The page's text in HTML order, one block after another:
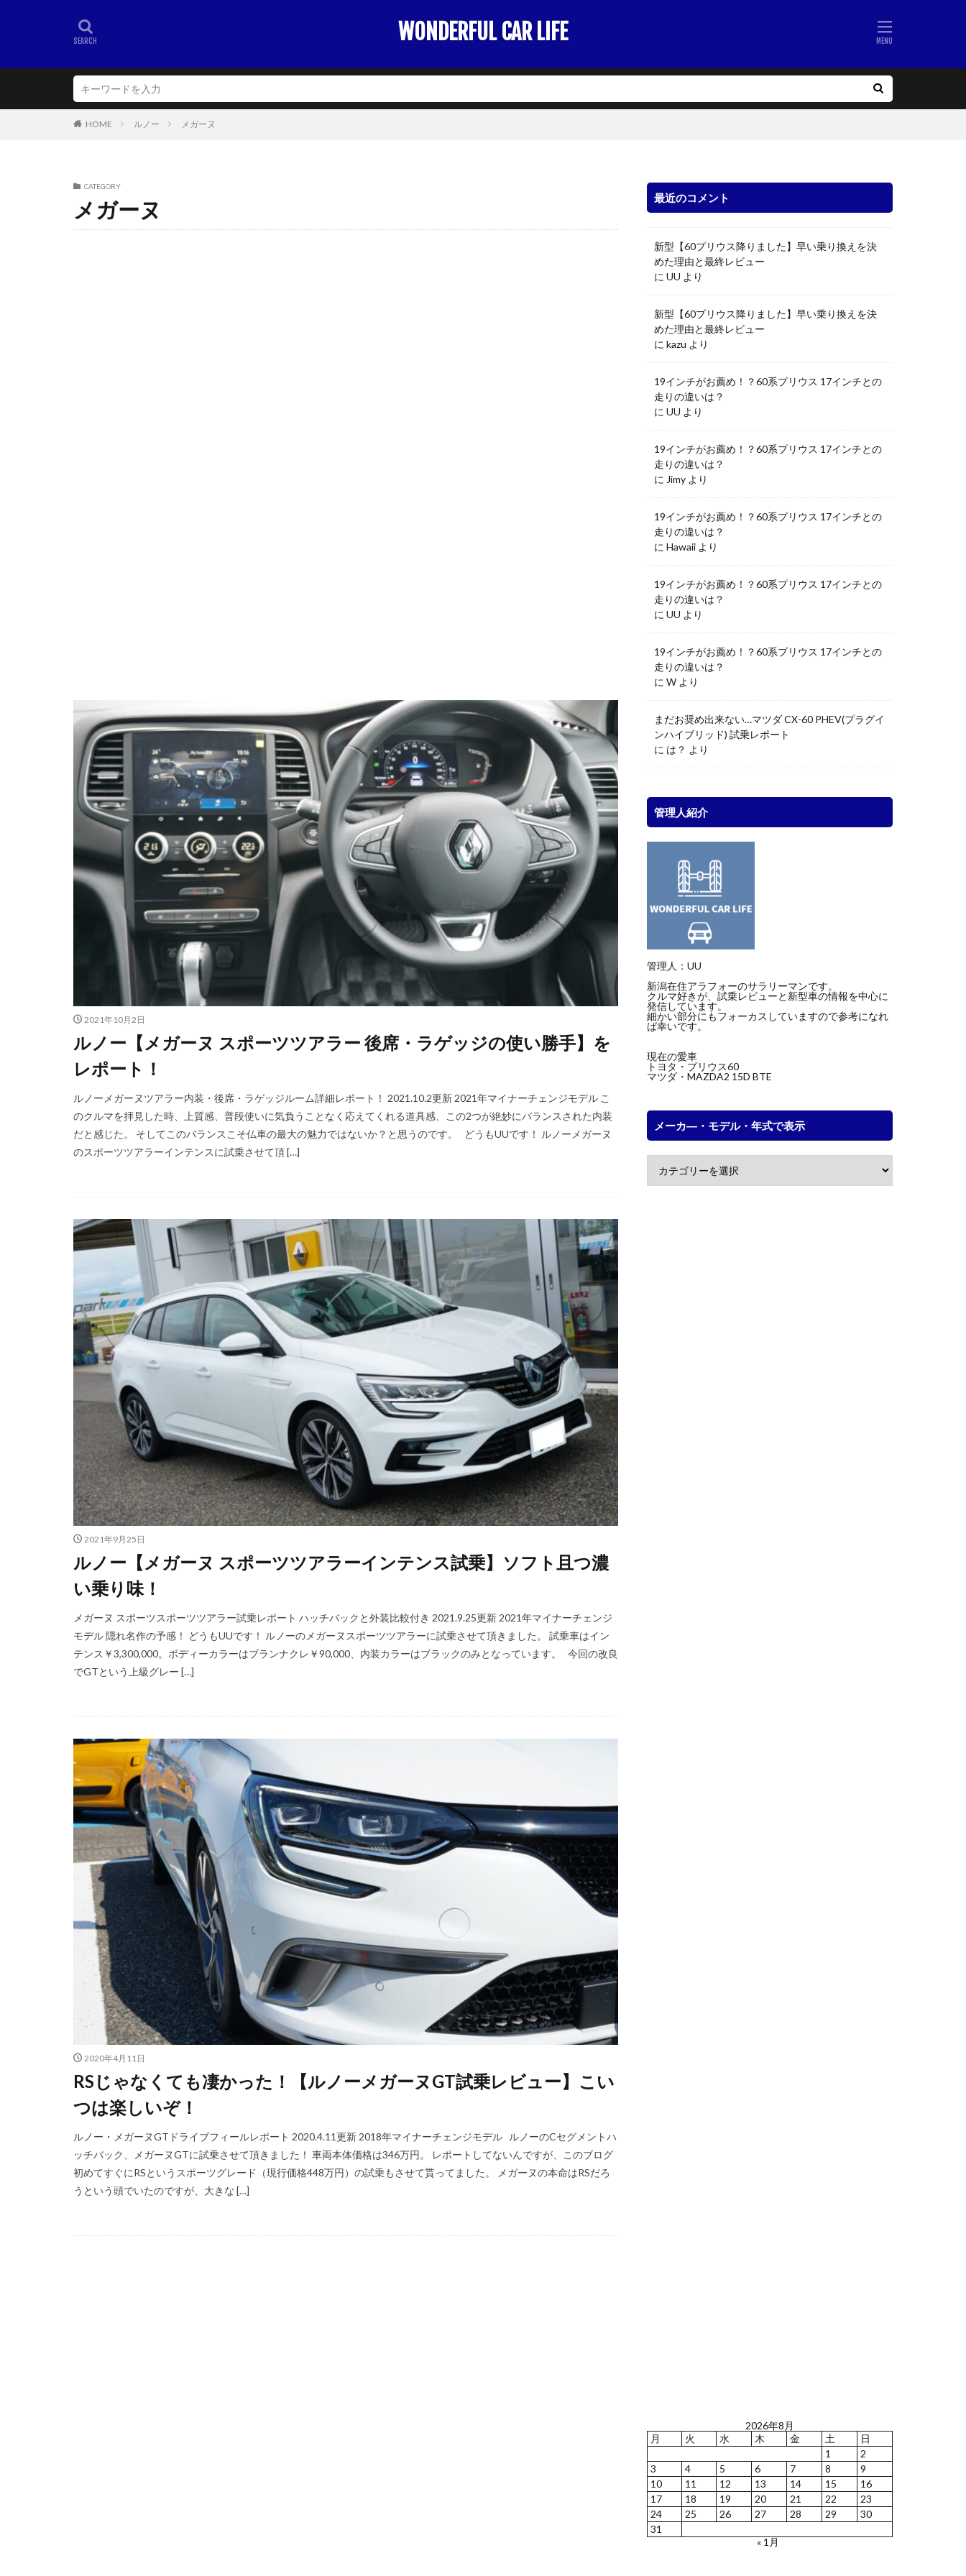
WONDERFUL CAR LIFE
HOME ルノー メガーヌ
CATEGORY
メガーヌ
2021年10月2日
ルノー【メガーヌ スポーツツアラー 後席・ラゲッジの使い勝手】を
レポート！
ルノーメガーヌツアラー内装・後席・ラゲッジルーム詳細レポート！ 2021.10.2更新 2021年マイナーチェンジモデル こ
のクルマを拝見した時、上質感、普段使いに気負うことなく応えてくれる道具感、この2つが絶妙にバランスされた内装
だと感じた。 そしてこのバランスこそ仏車の最大の魅力ではないか？と思うのです。 どうもUUです！ ルノーメガーヌ
のスポーツツアラーインテンスに試乗させて頂 […]
2021年9月25日
ルノー【メガーヌ スポーツツアラーインテンス試乗】ソフト且つ濃
い乗り味！
メガーヌ スポーツスポーツツアラー試乗レポート ハッチバックと外装比較付き 2021.9.25更新 2021年マイナーチェンジ
モデル 隠れ名作の予感！ どうもUUです！ ルノーのメガーヌスポーツツアラーに試乗させて頂きました。 試乗車はイン
テンス￥3,300,000。ボディーカラーはブランナクレ￥90,000、内装カラーはブラックのみとなっています。 今回の改良
でGTという上級グレー […]
2020年4月11日
RSじゃなくても凄かった！【ルノーメガーヌGT試乗レビュー】こい
つは楽しいぞ！
ルノー・メガーヌGTドライブフィールレポート 2020.4.11更新 2018年マイナーチェンジモデル ルノーのCセグメントハ
ッチバック、メガーヌGTに試乗させて頂きました！ 車両本体価格は346万円。 レポートしてないんですが、このブログ
初めてすぐにRSというスポーツグレード（現行価格448万円）の試乗もさせて貰ってました。 メガーヌの本命はRSだろ
うという頭でいたのですが、大きな […]
最近のコメント
新型【60プリウス降りました】早い乗り換えを決
めた理由と最終レビュー
に UU より
新型【60プリウス降りました】早い乗り換えを決
めた理由と最終レビュー
に kazu より
19インチがお薦め！？60系プリウス 17インチとの
走りの違いは？
に UU より
19インチがお薦め！？60系プリウス 17インチとの
走りの違いは？
に Jimy より
19インチがお薦め！？60系プリウス 17インチとの
走りの違いは？
に Hawaii より
19インチがお薦め！？60系プリウス 17インチとの
走りの違いは？
に UU より
19インチがお薦め！？60系プリウス 17インチとの
走りの違いは？
に W より
まだお奨め出来ない…マツダ CX-60 PHEV(プラグイ
ンハイブリッド) 試乗レポート
に は？ より
管理人紹介
管理人：UU
新潟在住アラフォーのサラリーマンです。
クルマ好きが、試乗レビューと新型車の情報を中心に
発信しています。
細かい部分にもフォーカスしていますので参考になれ
ば幸いです。
現在の愛車
トヨタ・プリウス60
マツダ・MAZDA2 15D BTE
メーカ―・モデル・年式で表示
2026年8月
月
火 水 木 金 土
日
1
2
3
4 5 6 7 8
9
10
11 12 13 14 15
16
17
18 19 20 21 22
23
24
25 26 27 28 29
30
31
« 1月